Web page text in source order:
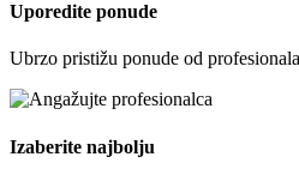
Uporedite ponude
Ubrzo pristižu ponude od
Izaberite najbolju